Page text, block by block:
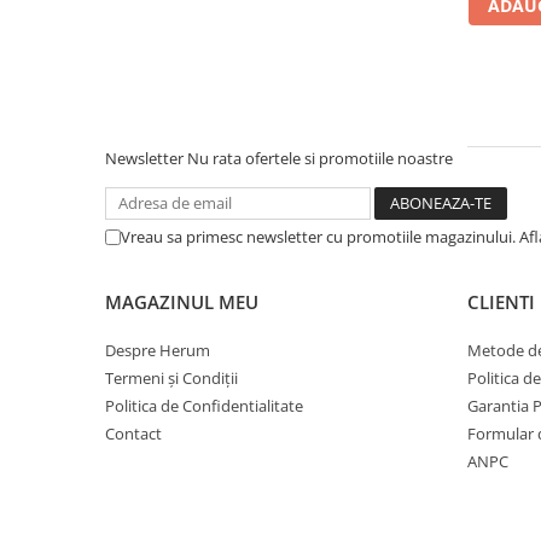
Newsletter Nu rata ofertele si promotiile noastre
Vreau sa primesc newsletter cu promotiile magazinului.
MAGAZINUL MEU
Despre Herum
Termeni și Condiții
Politica de Confidentialitate
Contact
CLIENTI
Metode
Politica
Garantia
Formular
ANPC